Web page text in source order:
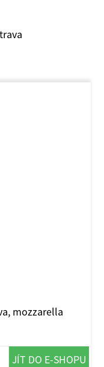
mozzarella
JÍT DO E-SHOPU